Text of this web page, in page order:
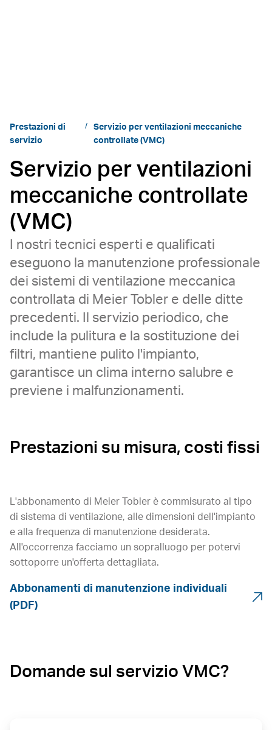
Prestazioni di
servizio
Servizio per ventilazioni meccaniche
controllate (VMC)
Servizio per ventilazioni
meccaniche controllate
(VMC)
I nostri tecnici esperti e qualificati
eseguono la manutenzione professionale
dei sistemi di ventilazione meccanica
controllata di Meier Tobler e delle ditte
precedenti. Il servizio periodico, che
include la pulitura e la sostituzione dei
filtri, mantiene pulito l'impianto,
garantisce un clima interno salubre e
previene i malfunzionamenti.
Prestazioni su misura, costi fissi
L'abbonamento di Meier Tobler è commisurato al tipo
di sistema di ventilazione, alle dimensioni dell'impianto
e alla frequenza di manutenzione desiderata.
All'occorrenza facciamo un sopralluogo per potervi
sottoporre un'offerta dettagliata.
Abbonamenti di manutenzione individuali
(PDF)
Domande sul servizio VMC?